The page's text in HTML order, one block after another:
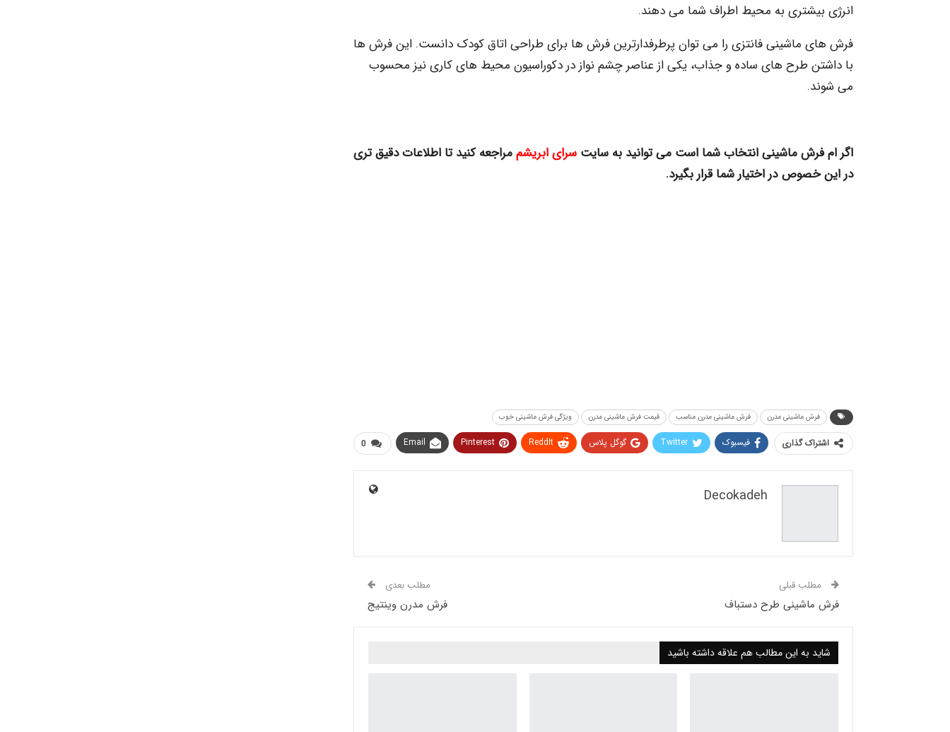
انرژی بیشتری به محیط اطراف شما می دهند.
فرش های ماشینی فانتزی را می توان پرطرفدارترین فرش ها برای طراحی اتاق کودک دانست. این فرش ها
با داشتن طرح های ساده و جذاب، یکی از عناصر چشم نواز در دکوراسیون محیط های کاری نیز محسوب
می شوند.
اگر ام فرش ماشینی انتخاب شما است می توانید به سایت سرای ابریشممراجعه کنید تا اطلاعات دقیق تری
در این خصوص در اختیار شما قرار بگیرد.
فرش ماشینی مدرن فرش ماشینی مدرن مناسب قیمت فرش ماشینی مدرن ویژگی فرش ماشینی خوب
0 اشتراک گذاری فیسبوک Twitter گوگل پلاس ReddIt
Pinterest
Email
Decokadeh
مطلب قبلی
فرش ماشینی طرح دستباف
مطلب بعدی
فرش مدرن وینتیج
شاید به این مطالب هم علاقه داشته باشید